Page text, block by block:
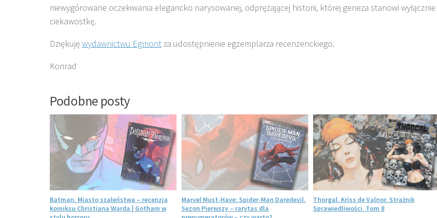
niewygórowane oczekiwania elegancko narysowanej, odprężającej historii, której geneza stanowi wyłącznie
ciekawostkę.
Dziękuję wydawnictwu Egmont za udostępnienie egzemplarza recenzenckiego.
Konrad
Podobne posty
Batman. Miasto szaleństwa – recenzja
komiksu Christiana Warda | Gotham w
Marvel Must-Have: Spider-Man Daredevil.
Sezon Pierwszy – rarytas dla
Thorgal. Kriss de Valnor. Strażnik
Sprawiedliwości. Tom 8